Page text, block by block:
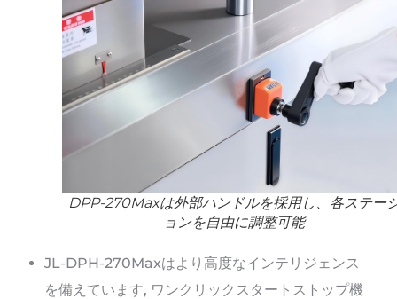
DPP-270Maxは外部ハンドルを採用し、各ステー
ョンを自由に調整可能
JL-DPH-270Maxはより高度なインテリジェンス
を備えています, ワンクリックスタートストップ機